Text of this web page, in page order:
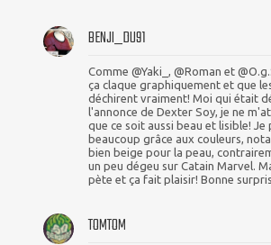
BENJI_DU91
Comme @Yaki_, @Roman et
ça claque graphiquement et que
déchirent vraiment! Moi qui était
l'annonce de Dexter Soy, je ne
que ce soit aussi beau et lisible! Je
beaucoup grâce aux couleurs,
bien beige pour la peau,
un peu dégeu sur Catain Marvel.
pète et ça fait plaisir! Bonne
TOMTOM